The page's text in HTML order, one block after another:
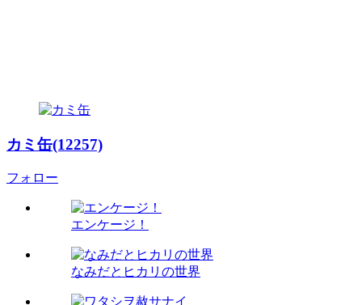
カミ缶(12257)
フォロー
エンケージ！
なみだとヒカリの世界